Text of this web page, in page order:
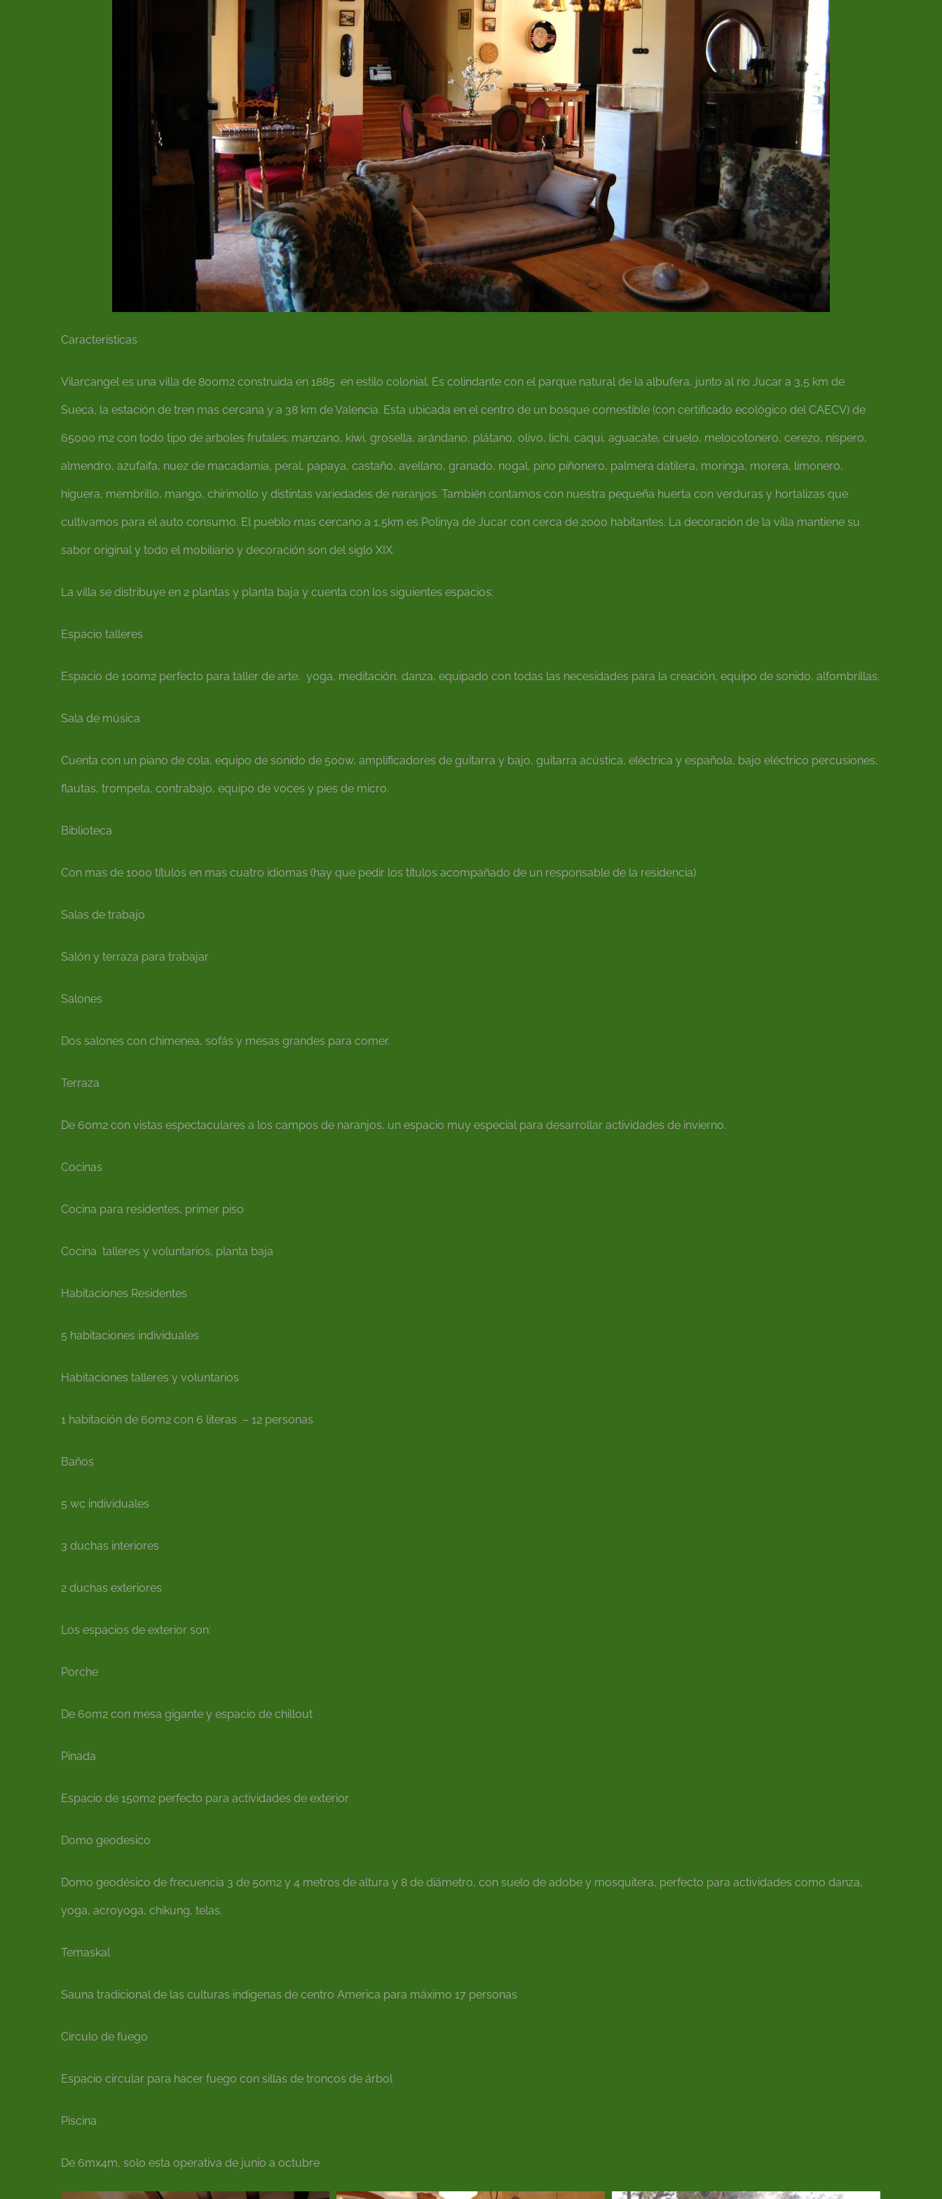
Características
Vilarcangel es una villa de 800m2 construida en 1885 en estilo colonial. Es colindante con el parque natural de la albufera, junto al río Jucar a 3,5 km de
Sueca, la estación de tren mas cercana y a 38 km de Valencia. Esta ubicada en el centro de un bosque comestible (con certificado ecológico del CAECV) de
65000 m2 con todo tipo de arboles frutales; manzano, kiwi, grosella, arándano, plátano, olivo, lichi, caqui, aguacate, ciruelo, melocotonero, cerezo, níspero,
almendro, azufaifa, nuez de macadamia, peral, papaya, castaño, avellano, granado, nogal, pino piñonero, palmera datilera, moringa, morera, limonero,
higuera, membrillo, mango, chirimollo y distintas variedades de naranjos. También contamos con nuestra pequeña huerta con verduras y hortalizas que
cultivamos para el auto consumo. El pueblo mas cercano a 1,5km es Polinya de Jucar con cerca de 2000 habitantes. La decoración de la villa mantiene su
sabor original y todo el mobiliario y decoración son del siglo XIX.
La villa se distribuye en 2 plantas y planta baja y cuenta con los siguientes espacios:
Espacio talleres
Espacio de 100m2 perfecto para taller de arte, yoga, meditación, danza, equipado con todas las necesidades para la creación, equipo de sonido, alfombrillas.
Sala de música
Cuenta con un piano de cola, equipo de sonido de 500w, amplificadores de guitarra y bajo, guitarra acústica, eléctrica y española, bajo eléctrico percusiones,
flautas, trompeta, contrabajo, equipo de voces y pies de micro.
Biblioteca
Con mas de 1000 títulos en mas cuatro idiomas (hay que pedir los títulos acompañado de un responsable de la residencia)
Salas de trabajo
Salón y terraza para trabajar
Salones
Dos salones con chimenea, sofás y mesas grandes para comer.
Terraza
De 60m2 con vistas espectaculares a los campos de naranjos, un espacio muy especial para desarrollar actividades de invierno.
Cocinas
Cocina para residentes, primer piso
Cocina talleres y voluntarios, planta baja
Habitaciones Residentes
5 habitaciones individuales
Habitaciones talleres y voluntarios
1 habitación de 60m2 con 6 literas – 12 personas
Baños
5 wc individuales
3 duchas interiores
2 duchas exteriores
Los espacios de exterior son:
Porche
De 60m2 con mesa gigante y espacio de chillout
Pinada
Espacio de 150m2 perfecto para actividades de exterior
Domo geodesico
Domo geodésico de frecuencia 3 de 50m2 y 4 metros de altura y 8 de diámetro, con suelo de adobe y mosquitera, perfecto para actividades como danza,
yoga, acroyoga, chikung, telas.
Temaskal
Sauna tradicional de las culturas indigenas de centro America para máximo 17 personas
Circulo de fuego
Espacio circular para hacer fuego con sillas de troncos de árbol
Piscina
De 6mx4m, solo esta operativa de junio a octubre